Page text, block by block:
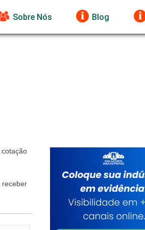
Sobre Nós Blog